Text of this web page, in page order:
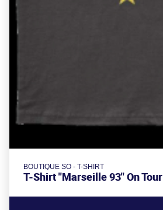
BOUTIQUE SO - T-SHIRT
T-Shirt "Marseille 93" On Tour